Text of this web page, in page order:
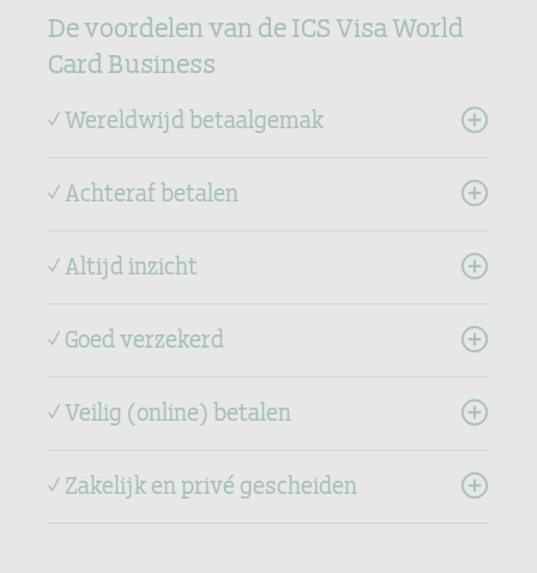
De voordelen van de ICS Visa World
Card Business
✓ Wereldwijd betaalgemak
✓ Achteraf betalen
✓ Altijd inzicht
✓ Goed verzekerd
✓ Veilig (online) betalen
✓ Zakelijk en privé gescheiden